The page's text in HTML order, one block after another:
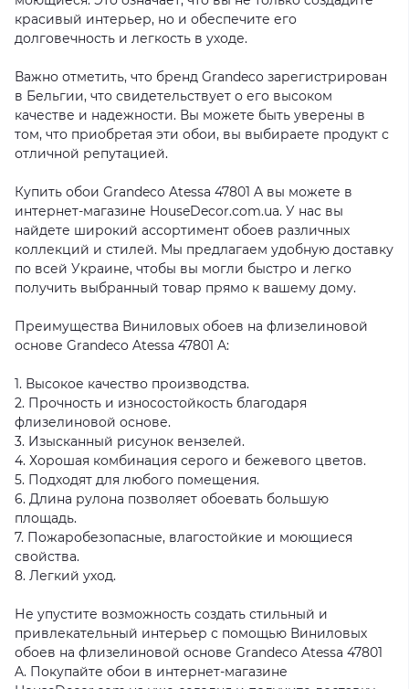
красивый интерьер, но и обеспечите его
долговечность и легкость в уходе.
Важно отметить, что бренд Grandeco зарегистрирован
в Бельгии, что свидетельствует о его высоком
качестве и надежности. Вы можете быть уверены в
том, что приобретая эти обои, вы выбираете продукт с
отличной репутацией.
Купить обои Grandeco Atessa 47801 A вы можете в
интернет-магазине HouseDecor.com.ua. У нас вы
найдете широкий ассортимент обоев различных
коллекций и стилей. Мы предлагаем удобную доставку
по всей Украине, чтобы вы могли быстро и легко
получить выбранный товар прямо к вашему дому.
Преимущества Виниловых обоев на флизелиновой
основе Grandeco Atessa 47801 A:
1. Высокое качество производства.
2. Прочность и износостойкость благодаря
флизелиновой основе.
3. Изысканный рисунок вензелей.
4. Хорошая комбинация серого и бежевого цветов.
5. Подходят для любого помещения.
6. Длина рулона позволяет обоевать большую
площадь.
7. Пожаробезопасные, влагостойкие и моющиеся
свойства.
8. Легкий уход.
Не упустите возможность создать стильный и
привлекательный интерьер с помощью Виниловых
обоев на флизелиновой основе Grandeco Atessa 47801
A. Покупайте обои в интернет-магазине